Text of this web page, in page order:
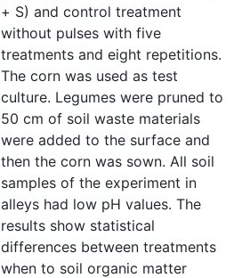
+ S) and control treatment
without pulses with five
treatments and eight repetitions.
The corn was used as test
culture. Legumes were pruned to
50 cm of soil waste materials
were added to the surface and
then the corn was sown. All soil
samples of the experiment in
alleys had low pH values. The
results show statistical
differences between treatments
when to soil organic matter